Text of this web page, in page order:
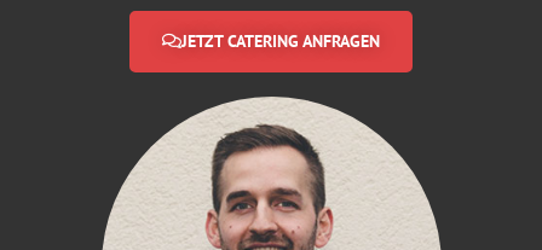
JETZT CATERING ANFRAGEN